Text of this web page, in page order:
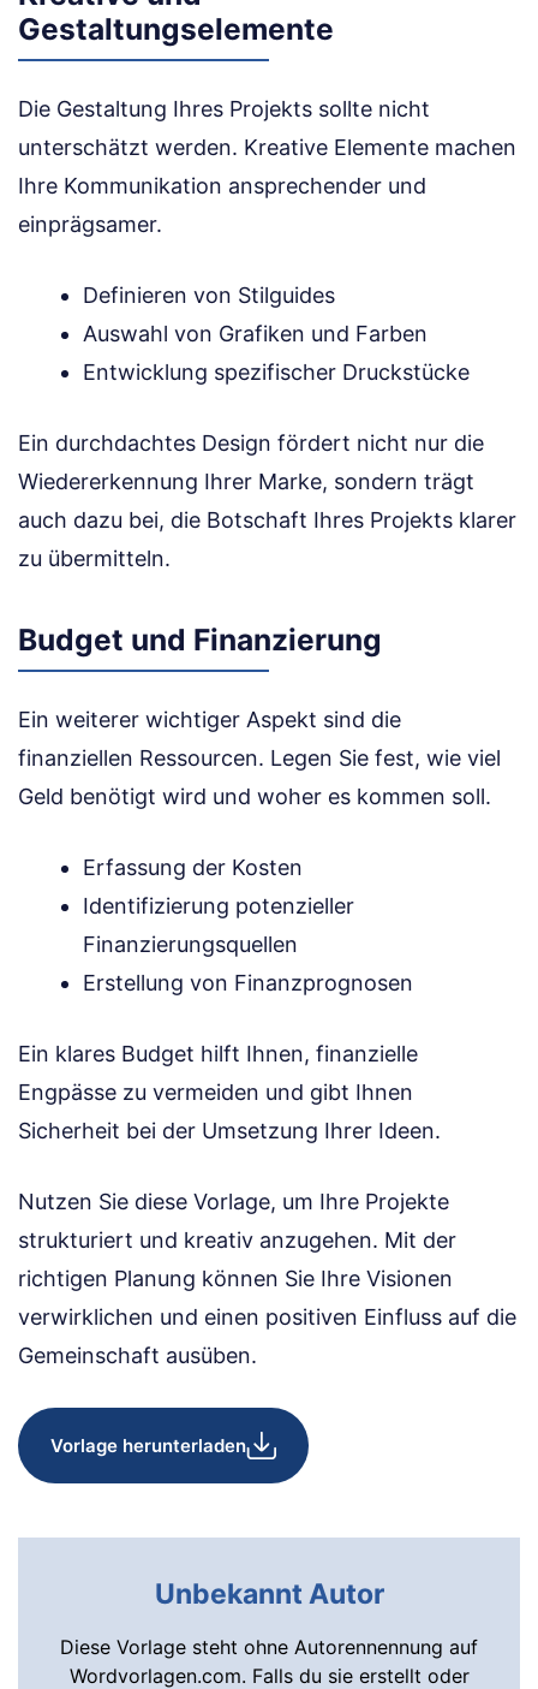
Gestaltungselemente
Die Gestaltung Ihres Projekts sollte nicht
unterschätzt werden. Kreative Elemente machen
Ihre Kommunikation ansprechender und
einprägsamer.
Definieren von Stilguides
Auswahl von Grafiken und Farben
Entwicklung spezifischer Druckstücke
Ein durchdachtes Design fördert nicht nur die
Wiedererkennung Ihrer Marke, sondern trägt
auch dazu bei, die Botschaft Ihres Projekts klarer
zu übermitteln.
Budget und Finanzierung
Ein weiterer wichtiger Aspekt sind die
finanziellen Ressourcen. Legen Sie fest, wie viel
Geld benötigt wird und woher es kommen soll.
Erfassung der Kosten
Identifizierung potenzieller
Finanzierungsquellen
Erstellung von Finanzprognosen
Ein klares Budget hilft Ihnen, finanzielle
Engpässe zu vermeiden und gibt Ihnen
Sicherheit bei der Umsetzung Ihrer Ideen.
Nutzen Sie diese Vorlage, um Ihre Projekte
strukturiert und kreativ anzugehen. Mit der
richtigen Planung können Sie Ihre Visionen
verwirklichen und einen positiven Einfluss auf die
Gemeinschaft ausüben.
Vorlage herunterladen
Unbekannt Autor
Diese Vorlage steht ohne Autorennennung auf
Wordvorlagen.com. Falls du sie erstellt oder